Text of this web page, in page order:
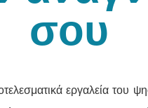
σου
εργαλεία